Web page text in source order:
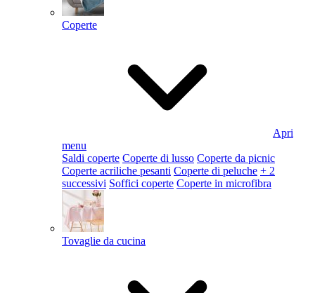
Coperte
Apri
menu
Saldi coperte Coperte di lusso Coperte da picnic
Coperte acriliche pesanti Coperte di peluche + 2
successivi Soffici coperte Coperte in microfibra
Tovaglie da cucina